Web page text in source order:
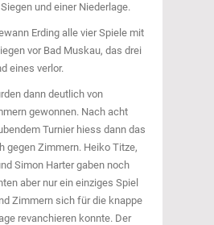
und einer Niederlage.
Erding alle vier Spiele mit
vor Bad Muskau, das drei
eines verlor.
dann deutlich von
gewonnen. Nach acht
Turnier hiess dann das
gegen Zimmern. Heiko Titze,
Simon Harter gaben noch
aber nur ein einziges Spiel
Zimmern sich für die knappe
revanchieren konnte. Der